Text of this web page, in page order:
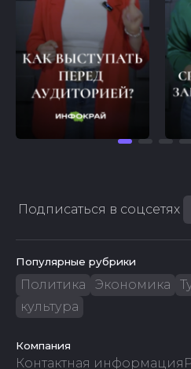
Подписаться в соцсетях
Популярные рубрики
Политика Экономика
культура
Компания
Контактная информация